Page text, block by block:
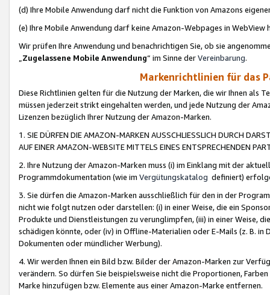
(d) Ihre Mobile Anwendung darf nicht die Funktion von Amazons
(e) Ihre Mobile Anwendung darf keine Amazon-Webpages in WebView
Wir prüfen Ihre Anwendung und benachrichtigen Sie, ob sie
„Zugelassene Mobile Anwendung“ im Sinne derVereinbarung.
Markenrichtlinien für das
Diese Richtlinien gelten für die Nutzung der Marken, die wir Ihnen als
müssen jederzeit strikt eingehalten werden, und jede Nutzung der
Lizenzen bezüglich Ihrer Nutzung der Amazon-Marken.
1. SIE DÜRFEN DIE AMAZON-MARKEN AUSSCHLIESSLICH DURCH
AUF EINER AMAZON-WEBSITE MITTELS EINES ENTSPRECHENDEN
2. Ihre Nutzung der Amazon-Marken muss (i) im Einklang mit der
Programmdokumentation (wie im Vergütungskatalog definiert)
3. Sie dürfen die Amazon-Marken ausschließlich für den in der
nicht wie folgt nutzen oder darstellen: (i) in einer Weise, die ein
Produkte und Dienstleistungen zu verunglimpfen, (iii) in einer Weise,
schädigen könnte, oder (iv) in Offline-Materialien oder E-Mails (z. B. in
Dokumenten oder mündlicher Werbung).
4. Wir werden Ihnen ein Bild bzw. Bilder der Amazon-Marken zur
verändern. So dürfen Sie beispielsweise nicht die Proportionen,
Marke hinzufügen bzw. Elemente aus einer Amazon-Marke entfernen.